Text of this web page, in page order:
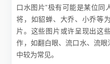
口水图片”极有可能是某位同
将，如貂蝉、大乔、小乔等
片。这些图片或许呈现出这
作，如翻白眼、流口水、流
中较为常见。